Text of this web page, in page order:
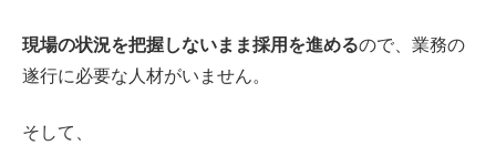
現場の状況を把握しないまま採用を進めるので、業務の
遂行に必要な人材がいません。
そして、